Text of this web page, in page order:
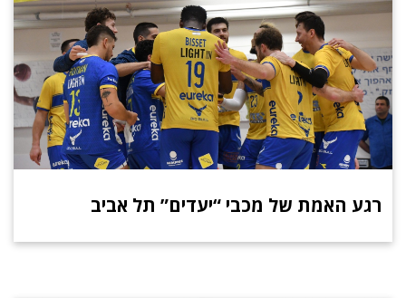
רגע האמת של מכבי “יעדים” תל אביב